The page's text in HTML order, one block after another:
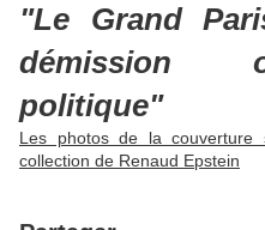
"Le Grand
démission
politique"
Les photos de la
collection de Renaud Epstein